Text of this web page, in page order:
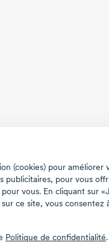
(cookies) pour améliorer
publicitaires, pour vous
vous. En cliquant sur
ce site, vous consentez
Politique de confidentialité.